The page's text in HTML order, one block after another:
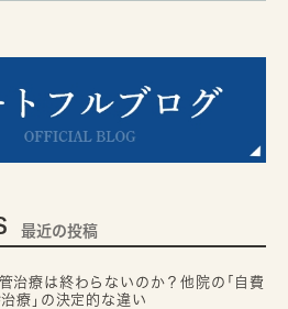
最近の投稿
治療は終わらないのか？他院の｢自費
療｣の決定的な違い